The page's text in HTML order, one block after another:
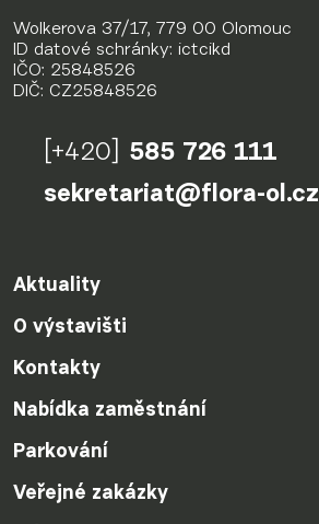
Wolkerova 37/17, 779 00 Olomouc
ID datové schránky: ictcikd
IČO: 25848526
DIČ: CZ25848526
[+420]
585 726 111
sekretariat@flora-ol.cz
Aktuality
O výstavišti
Kontakty
Nabídka zaměstnání
Parkování
Veřejné zakázky